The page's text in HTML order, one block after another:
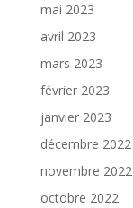
mai 2023
avril 2023
mars 2023
février 2023
janvier 2023
décembre 2022
novembre 2022
octobre 2022